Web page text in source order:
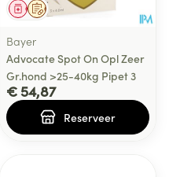
Op voorschrift
Geneesmiddel
Bayer
Advocate Spot On Opl Zeer
Gr.hond >25-40kg Pipet 3
€ 54,87
Reserveer